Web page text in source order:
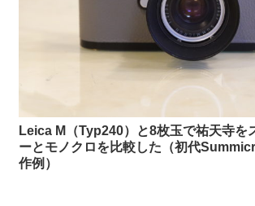
Leica M（Typ240）と8枚玉で祐天寺を
ーとモノクロを比較した（初代
作例）